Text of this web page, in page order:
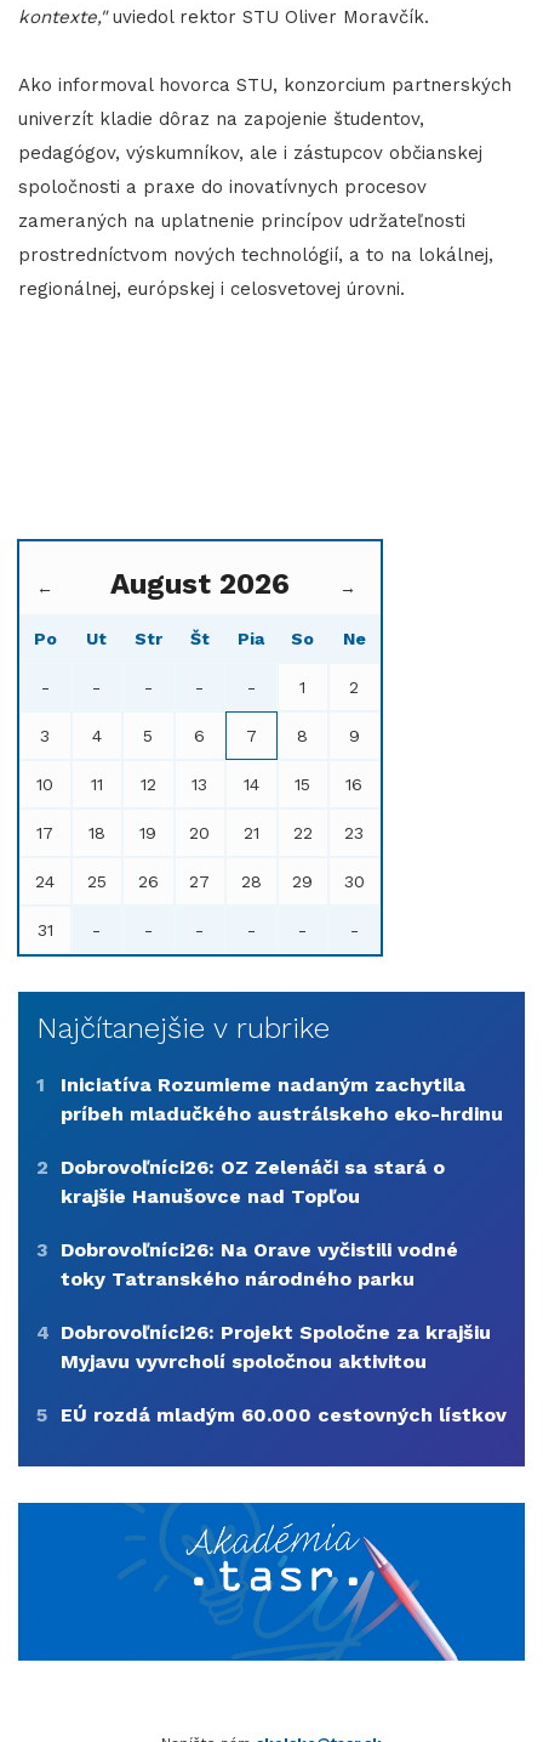
kontexte,"uviedol rektor STU Oliver Moravčík.
Ako informoval hovorca STU, konzorcium partnerských
univerzít kladie dôraz na zapojenie študentov,
pedagógov, výskumníkov, ale i zástupcov občianskej
spoločnosti a praxe do inovatívnych procesov
zameraných na uplatnenie princípov udržateľnosti
prostredníctvom nových technológií, a to na lokálnej,
regionálnej, európskej i celosvetovej úrovni.
← August 2026 →
Po Ut Str Št Pia So Ne
- - - - - 1 2
3 4 5 6 7 8 9
10 11 12 13 14 15 16
17 18 19 20 21 22 23
24 25 26 27 28 29 30
31 - - - - - -
Najčítanejšie v rubrike
1
Iniciatíva Rozumieme nadaným zachytila
príbeh mladučkého austrálskeho eko-hrdinu
2
Dobrovoľníci26: OZ Zelenáči sa stará o
krajšie Hanušovce nad Topľou
3
Dobrovoľníci26: Na Orave vyčistili vodné
toky Tatranského národného parku
4 Dobrovoľníci26: Projekt Spoločne za krajšiu
Myjavu vyvrcholí spoločnou aktivitou
5 EÚ rozdá mladým 60.000 cestovných lístkov